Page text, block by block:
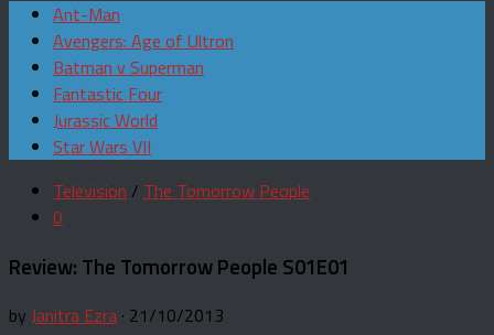
Ant-Man
Avengers: Age of Ultron
Batman v Superman
Fantastic Four
Jurassic World
Star Wars VII
Television / The Tomorrow People
0
Review: The Tomorrow People S01E01
by Janitra Ezra · 21/10/2013